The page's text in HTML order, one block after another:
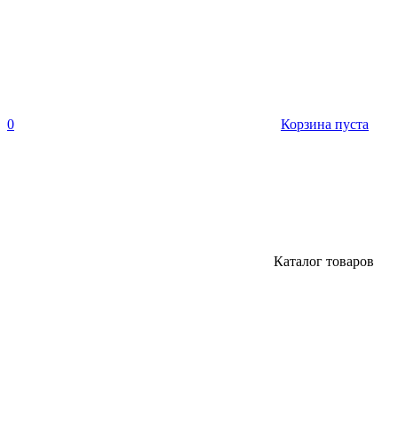
0 Корзина пуста
Каталог товаров